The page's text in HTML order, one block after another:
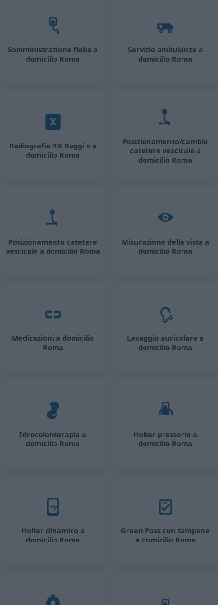
Somministrazione flebo a
domicilio Roma
Servizio ambulanze a
domicilio Roma
Radiografia RX Raggi x a
domicilio Roma
Posizionamento/cambio
catetere vescicale a
domicilio Roma
Posizionamento catetere
vescicale a domicilio Roma
Misurazione della vista a
domicilio Roma
Medicazioni a domicilio
Roma
Lavaggio auricolare a
domicilio Roma
Idrocolonterapia a
domicilio Roma
Holter pressorio a
domicilio Roma
Holter dinamico a
domicilio Roma
Green Pass con tampone
a domicilio Roma